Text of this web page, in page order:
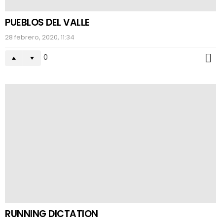
PUEBLOS DEL VALLE
28 febrero, 2020, 11:34
0
RUNNING DICTATION